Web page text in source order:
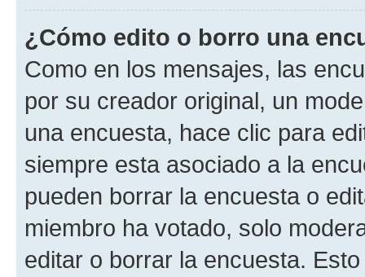
¿Cómo edito o borro una
Como en los mensajes, las
por su creador original, un
una encuesta, hace clic para
siempre esta asociado a la
pueden borrar la encuesta o
miembro ha votado, solo
editar o borrar la encuesta.